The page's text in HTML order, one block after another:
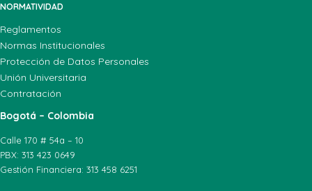
NORMATIVIDAD
Reglamentos
Normas Institucionales
Protección de Datos Personales
Unión Universitaria
Contratación
Bogotá – Colombia
Calle 170 # 54a – 10
PBX: 313 423 0649
Gestión Financiera: 313 458 6251